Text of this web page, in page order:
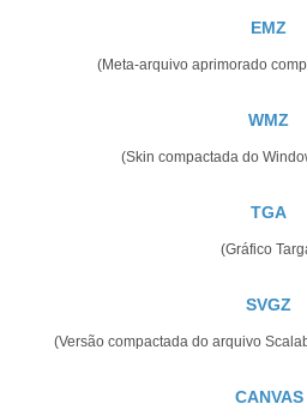
EMZ
(Meta-arquivo aprimorado
WMZ
(Skin compactada do
TGA
(Gráfico
SVGZ
(Versão compactada do arquivo
CANVAS